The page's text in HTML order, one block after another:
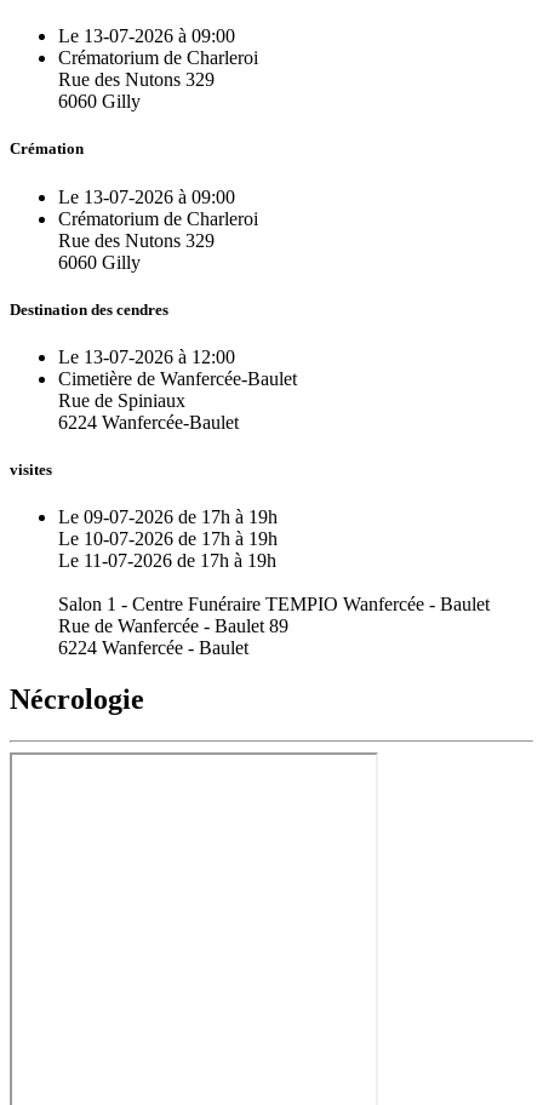
Le 13-07-2026 à 09:00
Crématorium de Charleroi
Rue des Nutons 329
6060 Gilly
Crémation
Le 13-07-2026 à 09:00
Crématorium de Charleroi
Rue des Nutons 329
6060 Gilly
Destination des cendres
Le 13-07-2026 à 12:00
Cimetière de Wanfercée-Baulet
Rue de Spiniaux
6224 Wanfercée-Baulet
visites
Le 09-07-2026 de 17h à 19h
Le 10-07-2026 de 17h à 19h
Le 11-07-2026 de 17h à 19h
Salon 1 - Centre Funéraire TEMPIO Wanfercée - Baulet
Rue de Wanfercée - Baulet 89
6224 Wanfercée - Baulet
Nécrologie